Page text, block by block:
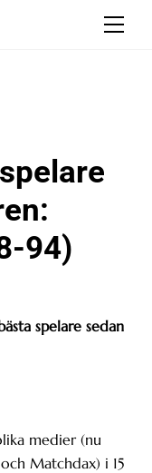
94)
spelare sedan
medier (nu
Matchdax) i 15